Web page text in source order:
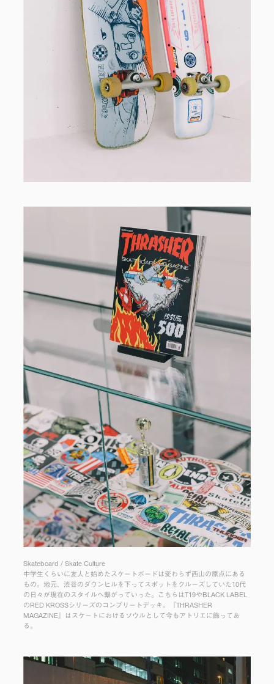
Skateboard / Skate Culture
中学生くらいに友人と始めたスケートボードは変わらず西山の原点にある
もの。地元、渋谷のダウンヒルを下ってスポットをクルーズしていた10代
の日々が現在のスタイルへ繋がっていった。こちらはT19やBLACK LABEL
のRED KROSSシリーズのコンプリートデッキ。『THRASHER
MAGAZINE』はスケートにおけるソウルとして今もアトリエに飾ってあ
る。